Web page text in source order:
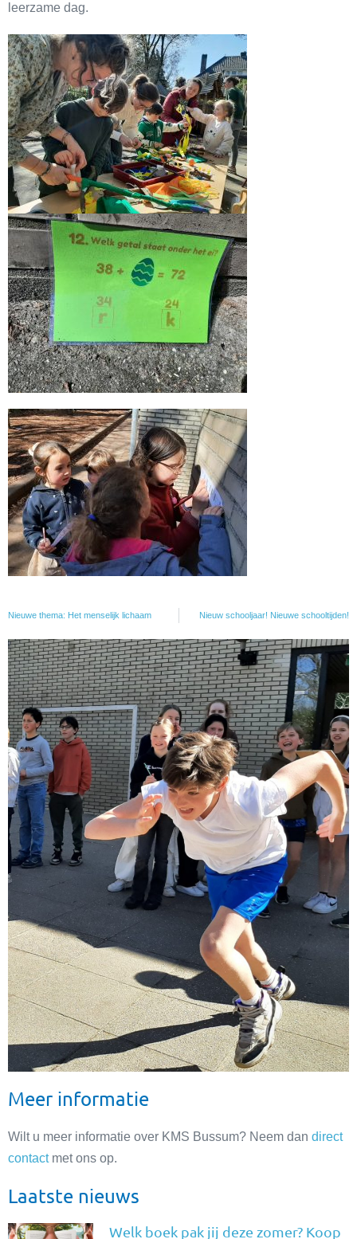
leerzame dag.
Nieuwe thema: Het menselijk lichaam Nieuw schooljaar! Nieuwe schooltijden!
Meer informatie
Wilt u meer informatie over KMS Bussum? Neem dan direct
contactmet ons op.
Laatste nieuws
Welk boek pak jij deze zomer? Koop